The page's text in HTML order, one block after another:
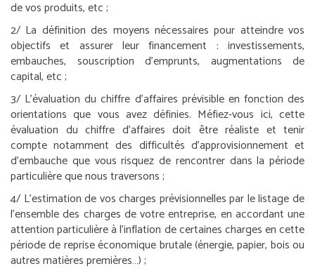
de vos produits, etc ;
2/ La définition des moyens nécessaires pour atteindre vos
objectifs et assurer leur financement : investissements,
embauches, souscription d’emprunts, augmentations de
capital, etc ;
3/ L’évaluation du chiffre d’affaires prévisible en fonction des
orientations que vous avez définies. Méfiez-vous ici, cette
évaluation du chiffre d’affaires doit être réaliste et tenir
compte notamment des difficultés d’approvisionnement et
d’embauche que vous risquez de rencontrer dans la période
particulière que nous traversons ;
4/ L’estimation de vos charges prévisionnelles par le listage de
l’ensemble des charges de votre entreprise, en accordant une
attention particulière à l’inflation de certaines charges en cette
période de reprise économique brutale (énergie, papier, bois ou
autres matières premières…) ;